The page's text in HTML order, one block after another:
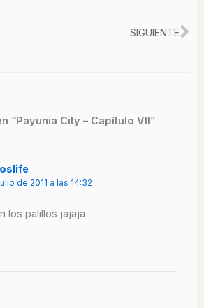
SIGUIENTE
“Payunia City – Capítulo VII”
de 2011 a las 14:32
los palillos jajaja